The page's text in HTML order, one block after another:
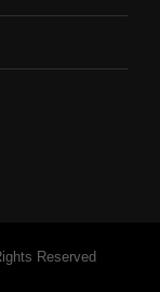
Reserved